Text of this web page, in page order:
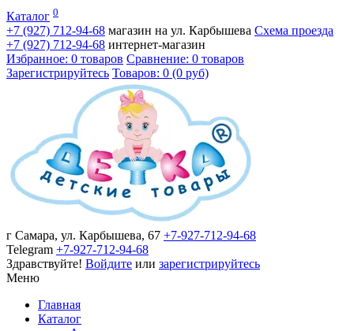
Каталог 0
+7 (927) 712-94-68 магазин на ул. Карбышева Схема проезда
+7 (927) 712-94-68 интернет-магазин
Избранное: 0 товаров Сравнение: 0 товаров
Зарегистрируйтесь Товаров: 0 (0 руб)
г Самара, ул. Карбышева, 67 +7-927-712-94-68
Telegram +7-927-712-94-68
Здравствуйте! Войдите или зарегистрируйтесь
Меню
Главная
Каталог